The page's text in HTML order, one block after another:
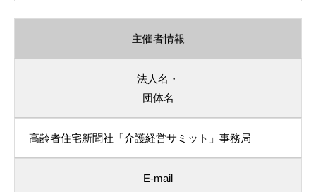
主催者情報
法人名・
団体名
高齢者住宅新聞社「介護経営サミット」事務局
E-mail